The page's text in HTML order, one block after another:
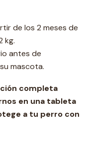
de los 2 meses de
kg.
antes de
mascota.
completa
en una tableta
a tu perro con